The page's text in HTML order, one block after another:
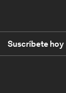
Suscríbete hoy